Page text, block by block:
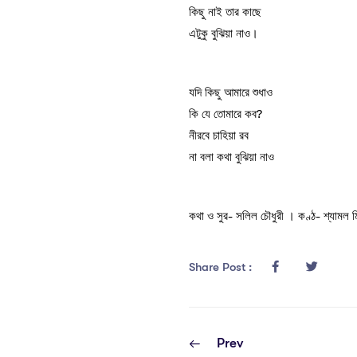
কিছু নাই তার কাছে
এটুকু বুঝিয়া নাও।
যদি কিছু আমারে শুধাও
কি যে তোমারে কব?
নীরবে চাহিয়া রব
না বলা কথা বুঝিয়া নাও
কথা ও সুর- সলিল চৌধুরী । কণ্ঠ- শ্যামল
Share Post :
Prev